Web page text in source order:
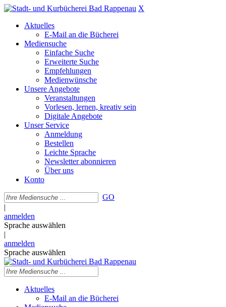
X
Aktuelles
E-Mail an die Bücherei
Mediensuche
Einfache Suche
Erweiterte Suche
Empfehlungen
Medienwünsche
Unsere Angebote
Veranstaltungen
Vorlesen, lernen, kreativ sein
Digitale Angebote
Unser Service
Anmeldung
Bestellen
Leichte Sprache
Newsletter abonnieren
Über uns
Konto
GO
|
anmelden
Sprache auswählen
|
anmelden
Sprache auswählen
Aktuelles
E-Mail an die Bücherei